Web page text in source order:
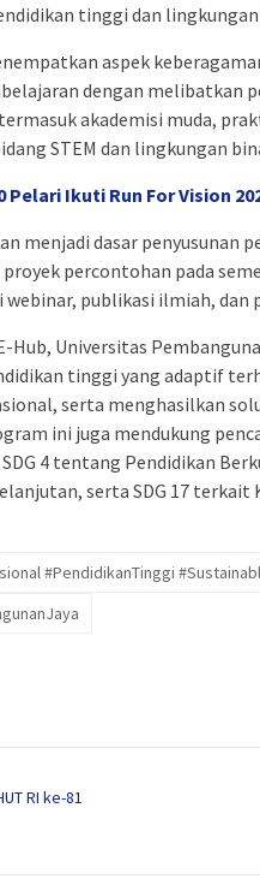
tinggi dan
aspek
dengan melibatkan
akademisi muda,
STEM dan lingkungan
Pelari Ikuti Run For Vision
menjadi dasar penyusunan
proyek percontohan pada
webinar, publikasi ilmiah,
Hub, Universitas
tinggi yang adaptif
serta menghasilkan
ini juga mendukung
SDG 4 tentang Pendidikan
serta SDG 17 terkait
#PendidikanTinggi
RI ke-81